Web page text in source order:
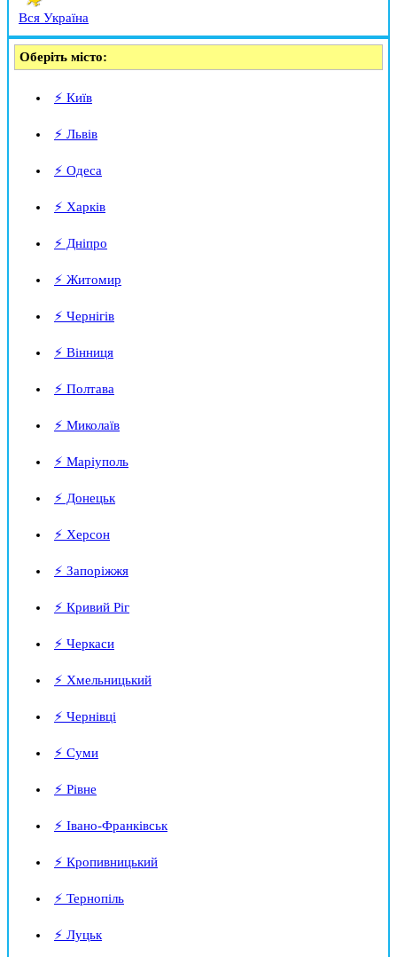
Вся Україна
Оберіть місто:
⚡ Київ
⚡ Львів
⚡ Одеса
⚡ Харків
⚡ Дніпро
⚡ Житомир
⚡ Чернігів
⚡ Вінниця
⚡ Полтава
⚡ Миколаїв
⚡ Маріуполь
⚡ Донецьк
⚡ Херсон
⚡ Запоріжжя
⚡ Кривий Ріг
⚡ Черкаси
⚡ Хмельницький
⚡ Чернівці
⚡ Суми
⚡ Рівне
⚡ Івано-Франківськ
⚡ Кропивницький
⚡ Тернопіль
⚡ Луцьк